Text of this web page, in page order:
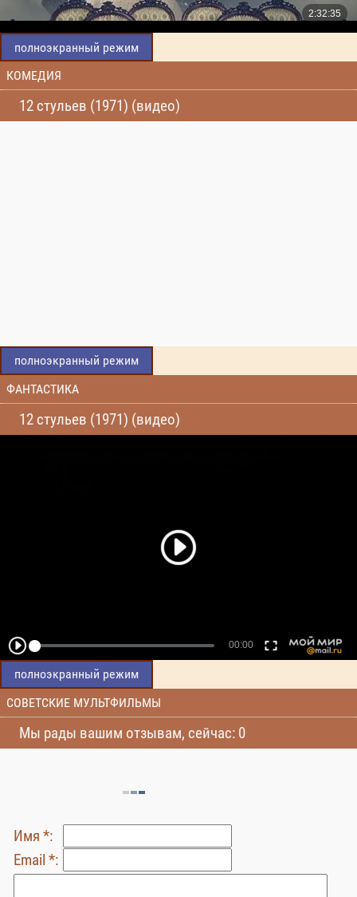
полноэкранный режим
КОМЕДИЯ
12 стульев (1971) (видео)
полноэкранный режим
ФАНТАСТИКА
12 стульев (1971) (видео)
полноэкранный режим
СОВЕТСКИЕ МУЛЬТФИЛЬМЫ
Мы рады вашим отзывам, сейчас: 0
Имя *:
Email *: